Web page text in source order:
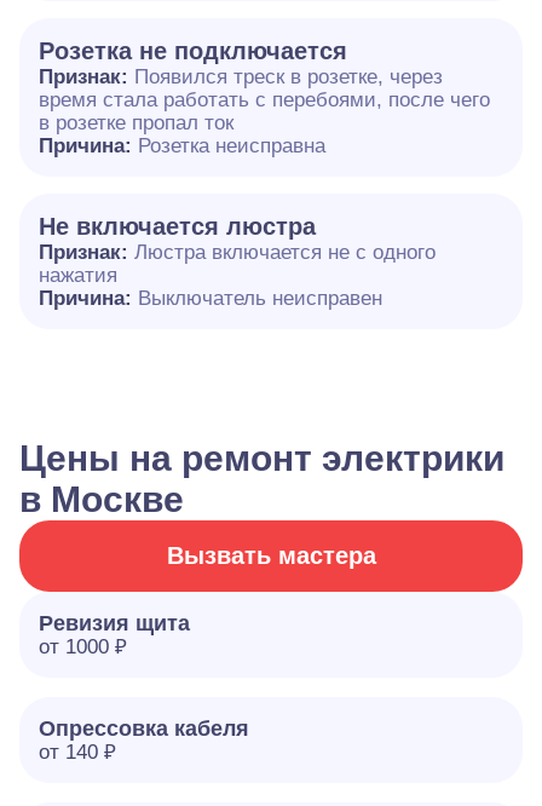
Розетка не подключается
Признак: Появился треск в розетке, через
время стала работать с перебоями, после чего
в розетке пропал ток
Причина: Розетка неисправна
Не включается люстра
Признак: Люстра включается не с одного
нажатия
Причина: Выключатель неисправен
Цены на ремонт электрики
в Москве
Вызвать мастера
Ревизия щита
от 1000 ₽
Опрессовка кабеля
от 140 ₽